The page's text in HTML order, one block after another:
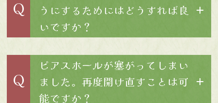
Q
うにするためにはどうすれば良
いですか？
Q
ピアスホールが塞がってしまい
ました。再度開け直すことは可
能ですか？